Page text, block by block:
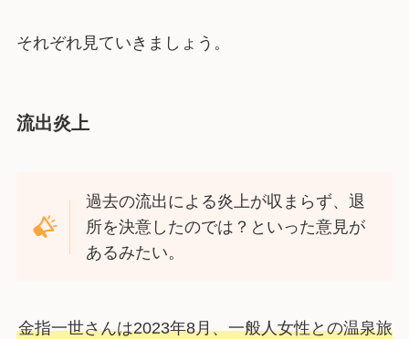
それぞれ見ていきましょう。
流出炎上
過去の流出による炎上が収まらず、退
所を決意したのでは？といった意見が
あるみたい。
金指一世さんは2023年8月、一般人女性との温泉旅